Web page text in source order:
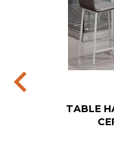
chevron_left
TABLE